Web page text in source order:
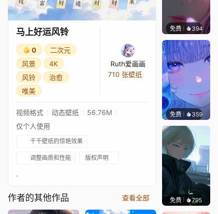
马上好运风铃
0
二次元
风景
4K
风铃
治愈
唯美
Ruth爱画画
710 张壁纸
视频格式 动态壁纸
56.76M
仅个人使用
千千壁纸的惊艳效果
调整画质和性能 版权声明
.
作者的其他作品 查看全部
免费 394辰东
免费 359辰东
免费 795辰东